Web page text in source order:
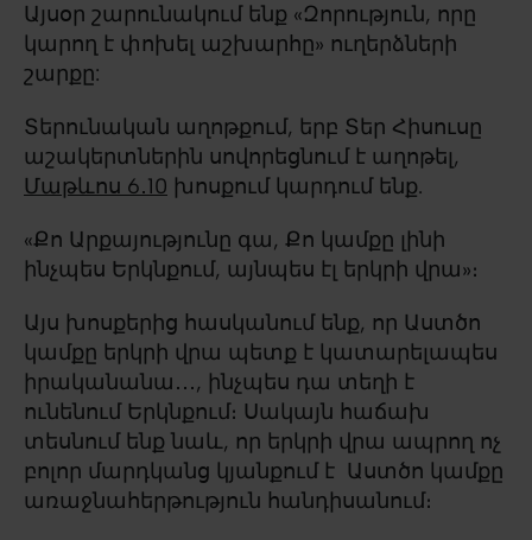
Այսօր շարունակում ենք «Զորություն, որը
կարող է փոխել աշխարհը» ուղերձների
շարքը:
Տերունական աղոթքում, երբ Տեր Հիսուսը
աշակերտներին սովորեցնում է աղոթել,
Մաթևոս 6․10 խոսքում կարդում ենք.
«Քո Արքայությունը գա, Քո կամքը լինի
ինչպես Երկնքում, այնպես էլ երկրի վրա»։
Այս խոսքերից հասկանում ենք, որ Աստծո
կամքը երկրի վրա պետք է կատարելապես
իրականանա․․․, ինչպես դա տեղի է
ունենում Երկնքում։ Սակայն հաճախ
տեսնում ենք նաև, որ երկրի վրա ապրող ոչ
բոլոր մարդկանց կյանքում է Աստծո կամքը
առաջնահերթություն հանդիսանում։